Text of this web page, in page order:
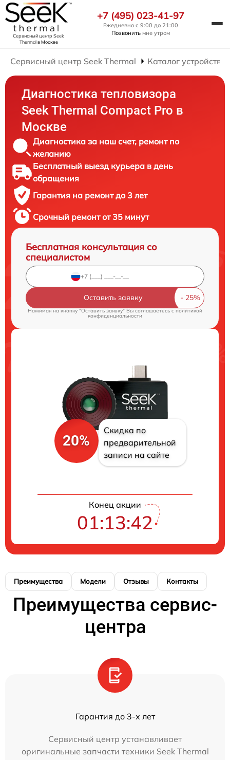
Сервисный центр Seek
Thermalв Москве
+7 (495) 023-41-97
Ежедневно с 9:00 до 21:00
Позвонить мне утром
Сервисный центр Seek Thermal Каталог устройств
Диагностика тепловизора
Seek Thermal Compact Pro в
Москве
Диагностика за наш счет, ремонт по
желанию
Бесплатный выезд курьера в день
обращения
Гарантия на ремонт до 3 лет
Срочный ремонт от 35 минут
Бесплатная консультация со
специалистом
Оставить заявку
Нажимая на кнопку "Оставить заявку" Вы соглашаетесь cполитикой
конфиденциальности
20%
Скидка по
предварительной
записи на сайте
Конец акции
01:13:42
Преимущества Модели Отзывы Контакты
Преимущества сервис-
центра
Гарантия до 3-х лет
Сервисный центр устанавливает
оригинальные запчасти техники Seek Thermal